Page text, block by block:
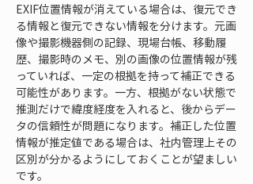
EXIF位置情報が消えている場合は、復元でき
る情報と復元できない情報を分けます。元画
像や撮影機器側の記録、現場台帳、移動履
歴、撮影時のメモ、別の画像の位置情報が残
っていれば、一定の根拠を持って補正できる
可能性があります。一方、根拠がない状態で
推測だけで緯度経度を入れると、後からデー
タの信頼性が問題になります。補正した位置
情報が推定値である場合は、社内管理上その
区別が分かるようにしておくことが望ましい
です。